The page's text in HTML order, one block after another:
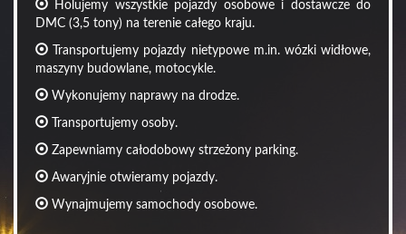
Holujemy wszystkie pojazdy osobowe i dostawcze do
DMC (3,5 tony) na terenie całego kraju.
Transportujemy pojazdy nietypowe m.in. wózki widłowe,
maszyny budowlane, motocykle.
Wykonujemy naprawy na drodze.
Transportujemy osoby.
Zapewniamy całodobowy strzeżony parking.
Awaryjnie otwieramy pojazdy.
Wynajmujemy samochody osobowe.